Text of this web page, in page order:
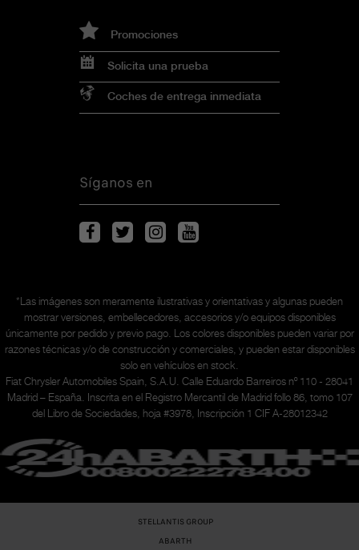
Promociones
Solicita una prueba
Coches de entrega inmediata
Síganos en
*Las imágenes son meramente ilustrativas y orientativas y algunas pueden
mostrar versiones, embellecedores, accesorios y/o equipos disponibles
únicamente por pedido y previo pago. Los colores disponibles pueden variar por
razones técnicas y/o de construcción y comerciales, y pueden estar disponibles
solo en vehículos en stock.
Fiat Chrysler Automobiles Spain, S.A.U. Calle Eduardo Barreiros nº 110 - 28041
Madrid – España. Inscrita en el Registro Mercantil de Madrid follo 86, tomo 107
del Libro de Sociedades, hoja #3978, Inscripción 1 CIF A-28012342
STELLANTIS GROUP
ABARTH